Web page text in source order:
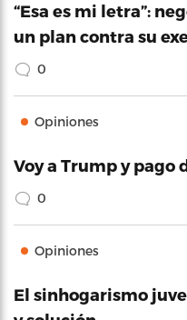
“Esa es mi letra”:
un plan contra su
0
Opiniones
Voy a Trump y pago
0
Opiniones
El sinhogarismo